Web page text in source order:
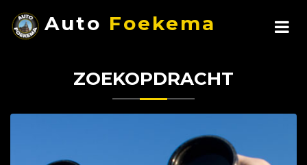
Auto Foekema
ZOEKOPDRACHT